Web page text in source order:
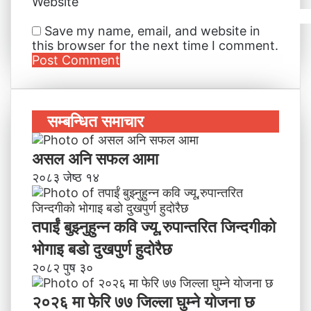
Save my name, email, and website in
this browser for the next time I comment.
सम्बन्धित समाचार
असल अनि सफल आमा
२०८३ जेष्ठ १४
तपाईं बुझ्नुहुन्न कवि ज्यू,रुपान्तरित जिन्दगीको
भोगाइ बडाे दुखपुर्ण हुदोरैछ
२०८२ पुष ३०
२०२६ मा फेरि ७७ जिल्ला घुम्ने योजना छ